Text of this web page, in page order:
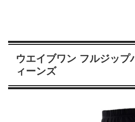
ウエイブワン フルジップ
ィーンズ